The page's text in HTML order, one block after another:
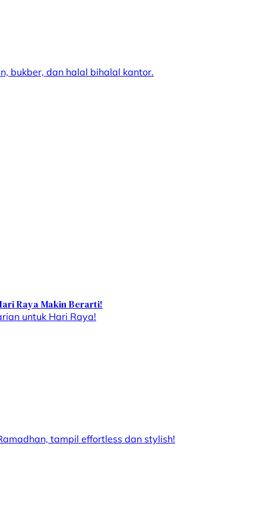
bukber, dan halal bihalal kantor.
Raya Makin Berarti!
untuk Hari Raya!
tampil effortless dan stylish!